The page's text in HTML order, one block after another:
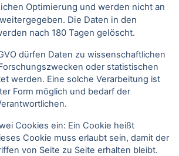
Optimierung und werden nicht an
Die Daten in den
nach 180 Tagen gelöscht.
dürfen Daten zu wissenschaftlichen
oder statistischen
werden. Eine solche Verarbeitung ist
Form möglich und bedarf der
Cookies ein: Ein Cookie heißt
Cookie muss erlaubt sein, damit der
von Seite zu Seite erhalten bleibt.